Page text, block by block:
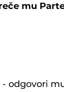
mu
- odgovori